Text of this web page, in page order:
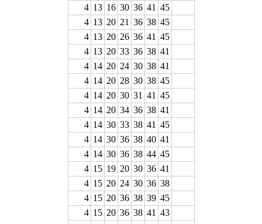
4 13 16 30 36 41 45
4 13 20 21 36 38 45
4 13 20 26 36 41 45
4 13 20 33 36 38 41
4 14 20 24 30 38 41
4 14 20 28 30 38 45
4 14 20 30 31 41 45
4 14 20 34 36 38 41
4 14 30 33 38 41 45
4 14 30 36 38 40 41
4 14 30 36 38 44 45
4 15 19 20 30 36 41
4 15 20 24 30 36 38
4 15 20 36 38 39 45
4 15 20 36 38 41 43